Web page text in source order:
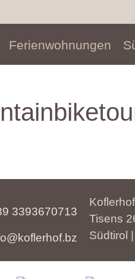
Ferienwohnungen
3393670713
Tisens
Südtirol